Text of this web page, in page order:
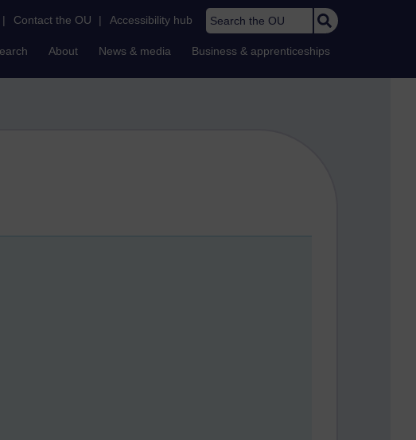
| Contact the OU | Accessibility hub Search the OU
About News & media Business & apprenticeships